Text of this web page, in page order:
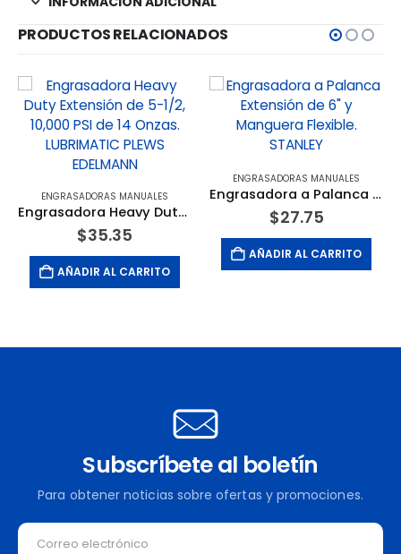
PRODUCTOS RELACIONADOS
ENGRASADORAS MANUALES
Engrasadora Heavy Duty Extensión de 5-1/2, 10,000 PSI de 14 Onzas. LUBRIMATIC PLEWS EDELMANN
$35.35
AÑADIR AL CARRITO
ENGRASADORAS MANUALES
Engrasadora a Palanca Extensión de 6″ y Manguera Flexible. STANLEY
$27.75
AÑADIR AL CARRITO
Subscríbete al boletín
Para obtener noticias sobre ofertas y promociones.